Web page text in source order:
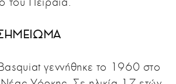
γεννήθηκε το 1960 στο